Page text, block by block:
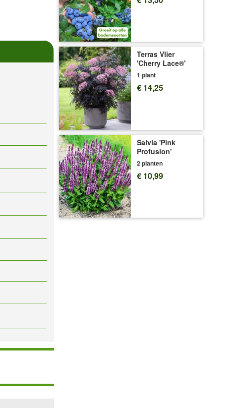
Terras Vlier
'Cherry Lace®'
1 plant
€ 14,25
Salvia 'Pink
Profusion'
2 planten
€ 10,99